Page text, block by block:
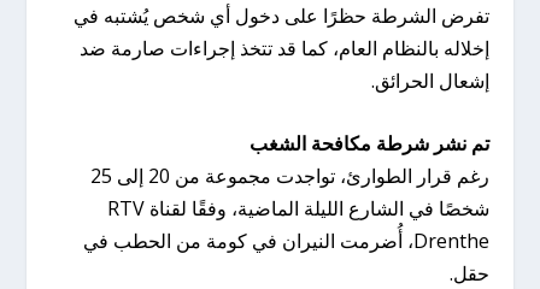
تفرض الشرطة حظرًا على دخول أي شخص يُشتبه في
إخلاله بالنظام العام، كما قد تتخذ إجراءات صارمة ضد
إشعال الحرائق.
تم نشر شرطة مكافحة الشغب
رغم قرار الطوارئ، تواجدت مجموعة من 20 إلى 25
شخصًا في الشارع الليلة الماضية، وفقًا لقناة RTV
Drenthe، أُضرمت النيران في كومة من الحطب في
حقل.